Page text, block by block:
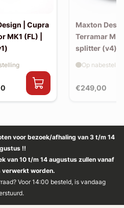
| Cupra
MK1 (FL) |
Maxton
Terramar
splitter (v4)
€249,00
Op
voor bezoek/afhaling van 3 t/m 14
!!
van 10 t/m 14 augustus zullen vanaf
verwerkt worden.
Voor 14:00 besteld, is vandaag